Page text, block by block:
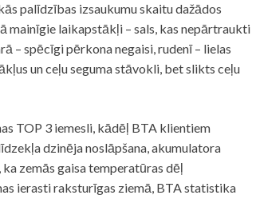
palīdzības izsaukumu skaitu dažādos
laikapstākļi – sals, kas nepārtraukti
– spēcīgi pērkona negaisi, rudenī – lielas
un ceļu seguma stāvokli, bet slikts ceļu
TOP 3 iemesli, kādēļ BTA klientiem
dzinēja noslāpšana, akumulatora
zemās gaisa temperatūras dēļ
ierasti raksturīgas ziemā, BTA statistika